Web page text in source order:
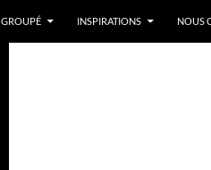
GROUPÉ INSPIRATIONS NOUS